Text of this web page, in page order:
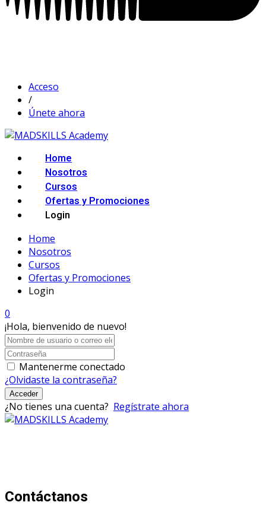
Acceso
/
Únete ahora
Home
Nosotros
Cursos
Ofertas y Promociones
Login
Home
Nosotros
Cursos
Ofertas y Promociones
Login
0
¡Hola, bienvenido de nuevo!
Mantenerme conectado
¿Olvidaste la contraseña?
Acceder
¿No tienes una cuenta? Regístrate ahora
Contáctanos